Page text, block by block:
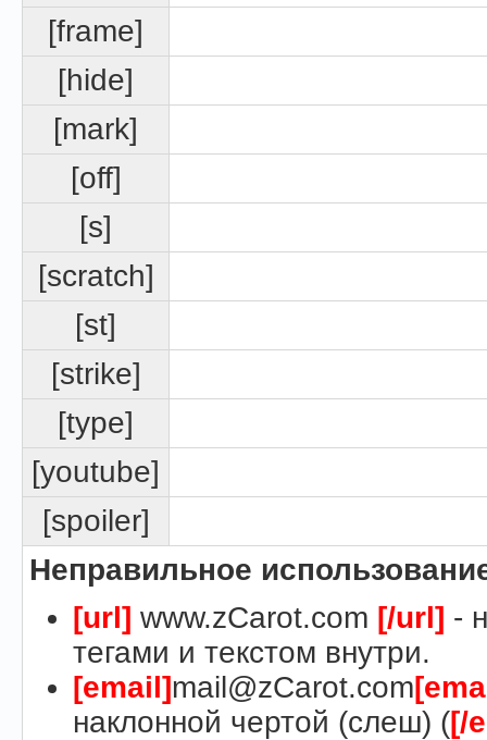
[frame]
[hide]
[mark]
[off]
[s]
[scratch]
[st]
[strike]
[type]
[youtube]
[spoiler]
Неправильное
[url] www.zCarot.com [/url] -
тегами и текстом внутри.
[email]mail@zCarot.com
наклонной чертой (слеш) ([/